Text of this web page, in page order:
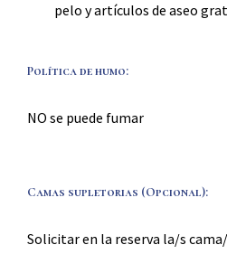
pelo y artículos de aseo
Política de humo:
NO se puede fumar
Camas supletorias (Opcional):
Solicitar en la reserva la/s